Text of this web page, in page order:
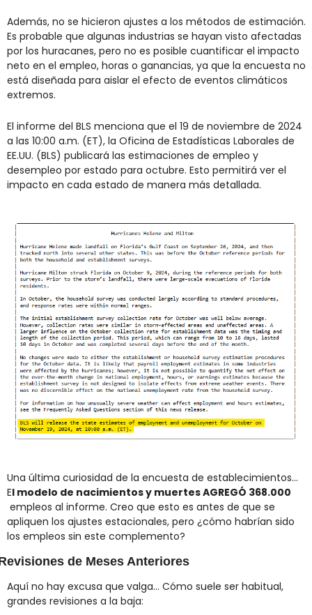
Además, no se hicieron ajustes a los métodos de estimación.
Es probable que algunas industrias se hayan visto afectadas
por los huracanes, pero no es posible cuantificar el impacto
neto en el empleo, horas o ganancias, ya que la encuesta no
está diseñada para aislar el efecto de eventos climáticos
extremos.
El informe del BLS menciona que el 19 de noviembre de 2024
a las 10:00 a.m. (ET), la Oficina de Estadísticas Laborales de
EE.UU. (BLS) publicará las estimaciones de empleo y
desempleo por estado para octubre. Esto permitirá ver el
impacto en cada estado de manera más detallada.
Una última curiosidad de la encuesta de establecimientos…
El modelo de nacimientos y muertes AGREGÓ 368.000
empleos al informe. Creo que esto es antes de que se
apliquen los ajustes estacionales, pero ¿cómo habrían sido
los empleos sin este complemento?
de Meses Anteriores
Aquí no hay excusa que valga... Cómo suele ser habitual,
grandes revisiones a la baja: